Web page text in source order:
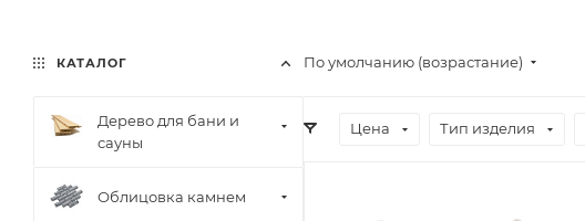
По умолчанию (возрастание)
Цена Тип изделия
КАТАЛОГ
Дерево для бани и
сауны
Облицовка камнем